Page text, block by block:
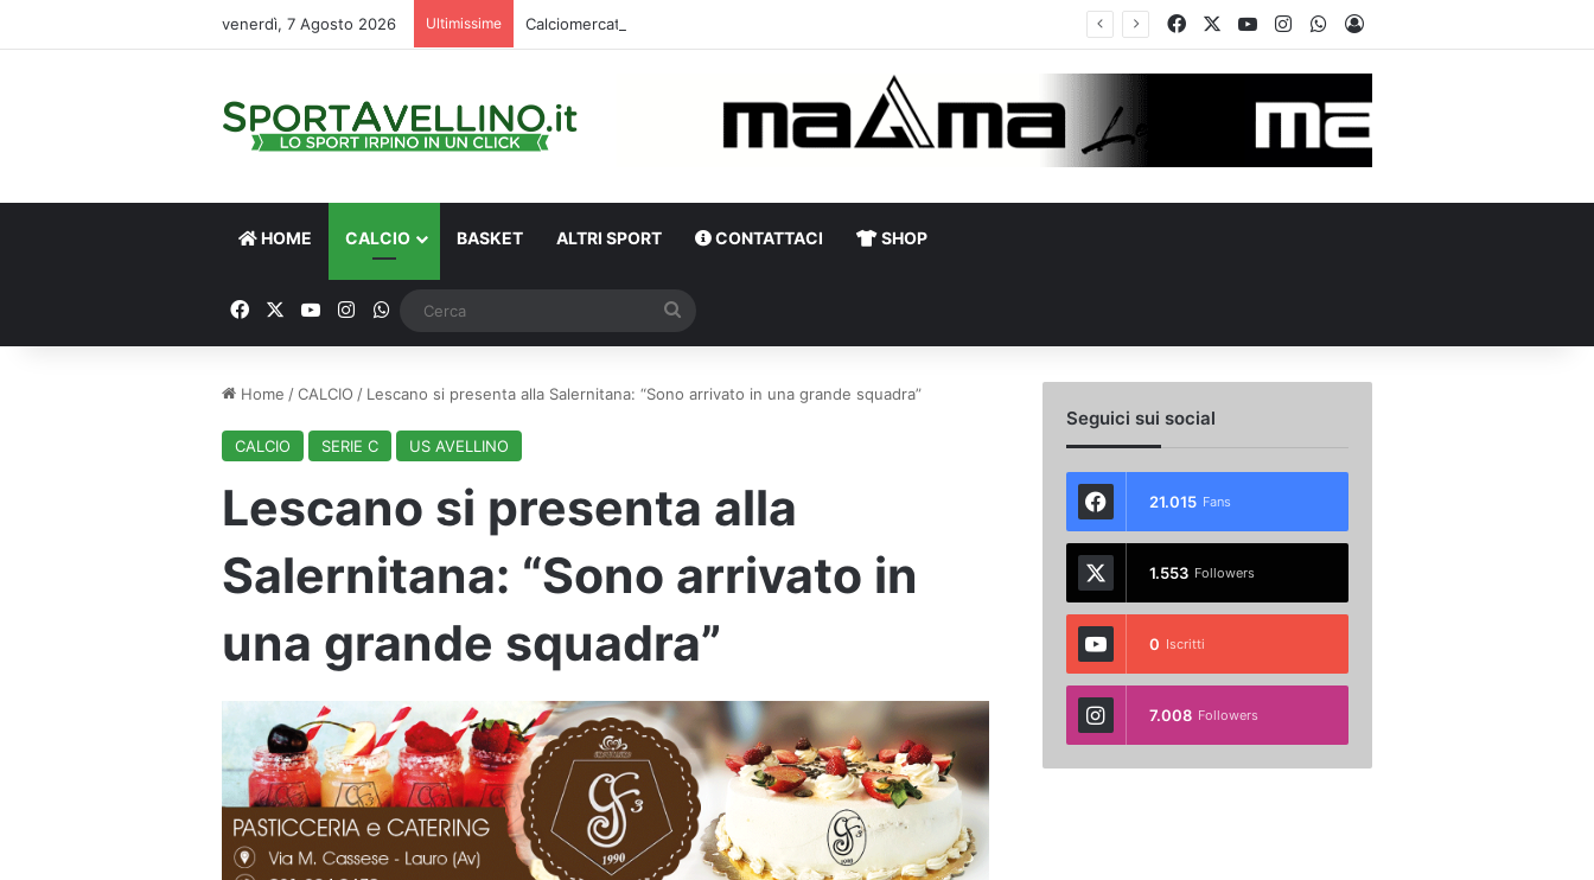
venerdì, 7 Agosto 2026 Ultimissime FacebookYou TubeInstagramWhatsApp
Accedi
HOME CALCIO BASKET ALTRI SPORT CONTATTACI SHOP
FacebookYou TubeInstagram
WhatsApp
Home /CALCIO / Lescano si presenta alla Salernitana: “Sono arrivato in una grande squadra”
CALCIO SERIE C US AVELLINO
Lescano si presenta alla
Salernitana: “Sono arrivato in
una grande squadra”
Seguici sui social
21.015 Fans
1.553 Followers
0 Iscritti
7.008 Followers